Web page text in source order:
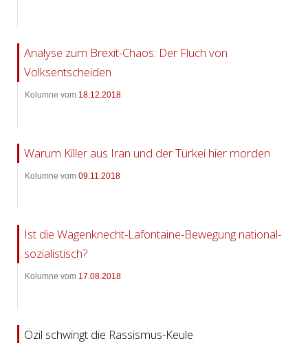
Analyse zum Brexit-Chaos: Der Fluch von
Volksentscheiden
Kolumne vom 18.12.2018
Warum Killer aus Iran und der Türkei hier morden
Kolumne vom 09.11.2018
Ist die Wagenknecht-Lafontaine-Bewegung national-
sozialistisch?
Kolumne vom 17.08.2018
Özil schwingt die Rassismus-Keule